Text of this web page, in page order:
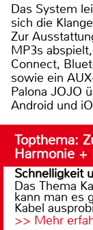
Das System
sich die
Zur
MP3s
Connect,
sowie ein
Palona JOJO
Android und
Topthema:
Harmonie +
Schnelligkeit
Das Thema
kann man es
Kabel
>> Mehr